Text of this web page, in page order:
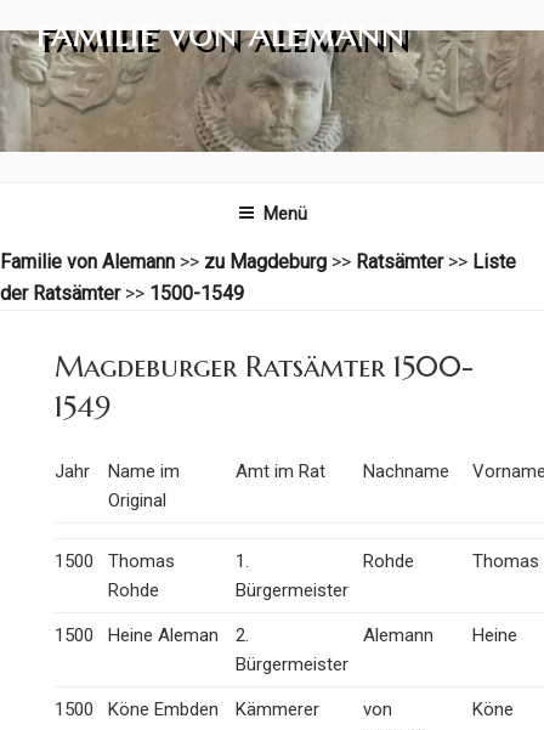
Inhalt
springen
FAMILIE VON ALEMANN
Menü
Familie von Alemann >> zu Magdeburg >> Ratsämter>> Liste
der Ratsämter>> 1500-1549
Magdeburger Ratsämter 1500-
1549
Jahr
Name im
Original
Amt im Rat Nachname
1500
Thomas
Rohde
1.
Bürgermeister
Rohde Thomas
1500 Heine Aleman
2.
Bürgermeister
Alemann Heine
1500 Köne Embden Kämmerer
von
Köne